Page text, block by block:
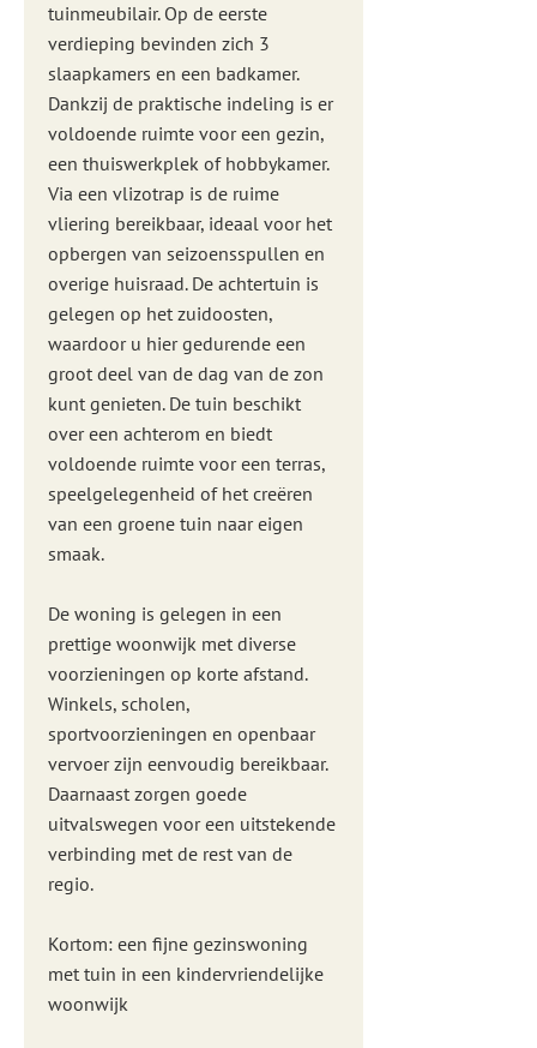
tuinmeubilair. Op de eerste
verdieping bevinden zich 3
slaapkamers en een badkamer.
Dankzij de praktische indeling is er
voldoende ruimte voor een gezin,
een thuiswerkplek of hobbykamer.
Via een vlizotrap is de ruime
vliering bereikbaar, ideaal voor het
opbergen van seizoensspullen en
overige huisraad. De achtertuin is
gelegen op het zuidoosten,
waardoor u hier gedurende een
groot deel van de dag van de zon
kunt genieten. De tuin beschikt
over een achterom en biedt
voldoende ruimte voor een terras,
speelgelegenheid of het creëren
van een groene tuin naar eigen
smaak.
De woning is gelegen in een
prettige woonwijk met diverse
voorzieningen op korte afstand.
Winkels, scholen,
sportvoorzieningen en openbaar
vervoer zijn eenvoudig bereikbaar.
Daarnaast zorgen goede
uitvalswegen voor een uitstekende
verbinding met de rest van de
regio.
Kortom: een fijne gezinswoning
met tuin in een kindervriendelijke
woonwijk